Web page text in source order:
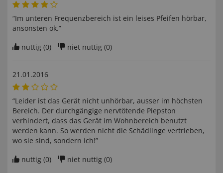
“Im unteren Frequenzbereich ist ein leises Pfeifen hörbar,
ansonsten ok.”
nuttig (0) niet nuttig (0)
21.01.2016
“Leider ist das Gerät nicht unhörbar, ausser im höchsten
Bereich. Der durchgängige nervtötende Piepston
verhindert, dass das Gerät im Wohnbereich benutzt
werden kann. So werden nicht die Schädlinge vertrieben,
wo sie sind, sondern ich!”
nuttig (0) niet nuttig (0)